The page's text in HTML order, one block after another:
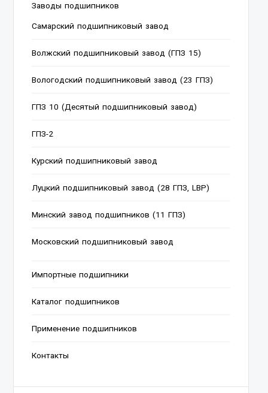
Заводы подшипников
Cамарский подшипниковый завод
Волжский подшипниковый завод (ГПЗ 15)
Вологодский подшипниковый завод (23 ГПЗ)
ГПЗ 10 (Десятый подшипниковый завод)
ГПЗ-2
Курский подшипниковый завод
Луцкий подшипниковый завод (28 ГПЗ, LBP)
Минский завод подшипников (11 ГПЗ)
Московский подшипниковый завод
Импортные подшипники
Каталог подшипников
Применение подшипников
Контакты